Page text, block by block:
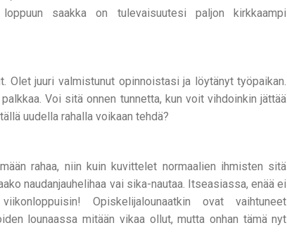
saakka on tulevaisuutesi paljon kirkkaampi
Olet juuri valmistunut opinnoistasi ja löytänyt työpaikan.
Voi sitä onnen tunnetta, kun voit vihdoinkin jättää
uudella rahalla voikaan tehdä?
rahaa, niin kuin kuvittelet normaalien ihmisten sitä
naudanjauhelihaa vai sika-nautaa. Itseasiassa, enää ei
Opiskelijalounaatkin ovat vaihtuneet
lounaassa mitään vikaa ollut, mutta onhan tämä nyt